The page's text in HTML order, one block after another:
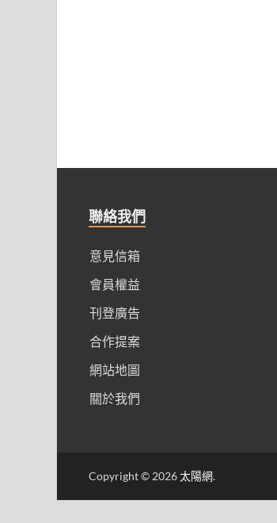
聯絡我們
意見信箱
會員權益
刊登廣告
合作提案
網站地圖
關於我們
Copyright © 2026太陽網.